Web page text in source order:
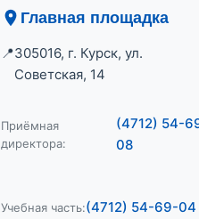
Главная площадка
305016, г. Курск, ул.
Советская, 14
Приёмная
директора:
(4712) 54-
08
Учебная часть:(4712) 54-69-04